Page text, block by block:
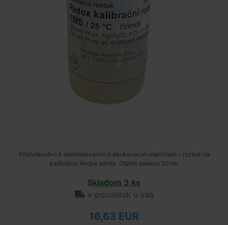
Príslušenstvo k monitorovacím a dávkovacím staniciam - roztok na
kalibráciu Redox sondy. Objem balenia 50 ml.
Skladom 3 ks
v pondelok u vás
16,63 EUR